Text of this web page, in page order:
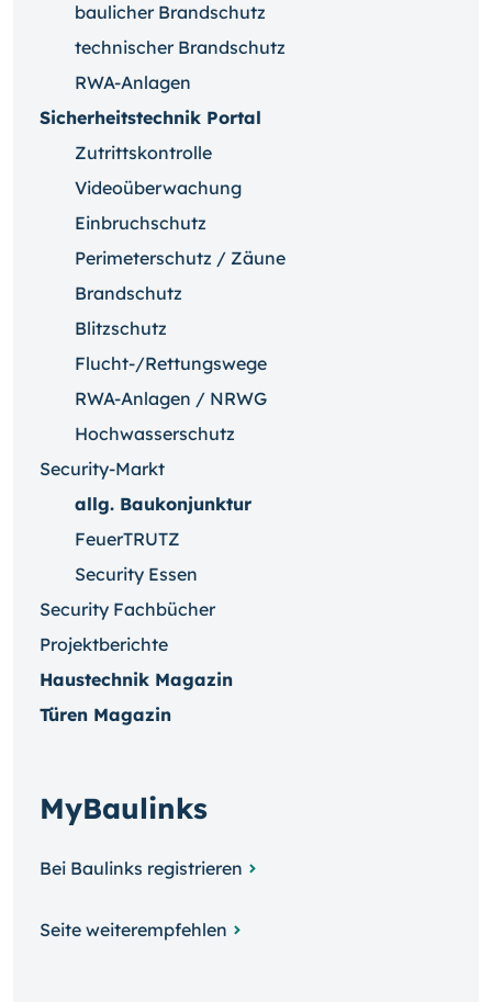
baulicher Brandschutz
technischer Brandschutz
RWA-Anlagen
Sicherheitstechnik Portal
Zutrittskontrolle
Videoüberwachung
Einbruchschutz
Perimeterschutz / Zäune
Brandschutz
Blitzschutz
Flucht-/Rettungswege
RWA-Anlagen / NRWG
Hochwasserschutz
Security-Markt
allg. Baukonjunktur
FeuerTRUTZ
Security Essen
Security Fachbücher
Projektberichte
Haustechnik Magazin
Türen Magazin
MyBaulinks
Bei Baulinks registrieren
Seite weiterempfehlen